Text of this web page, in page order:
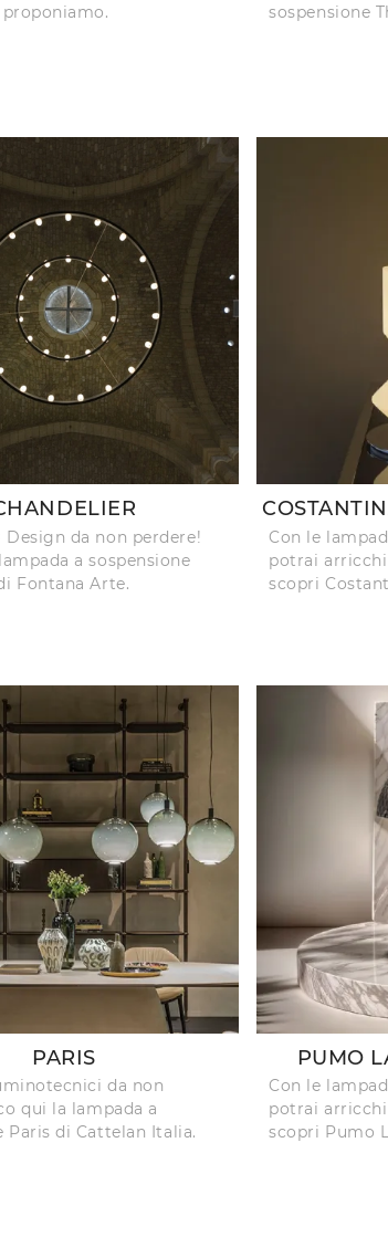
sospensione
da non perdere!
a sospensione
Fontana Arte.
Con le
potrai
scopri
PARIS
da non
qui la lampada a
Paris di Cattelan Italia.
PUMO
Con le
potrai
scopri Pumo